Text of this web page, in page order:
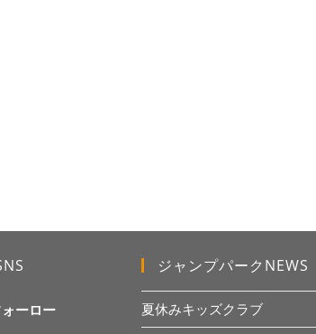
ーロー
ジャンプパークNEWS
夏休みキッズクラブ